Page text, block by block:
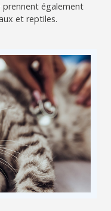
également
et reptiles.